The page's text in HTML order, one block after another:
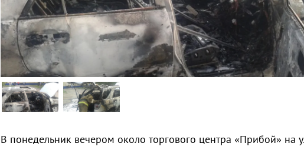
В понедельник вечером около торгового центра «Прибой» на